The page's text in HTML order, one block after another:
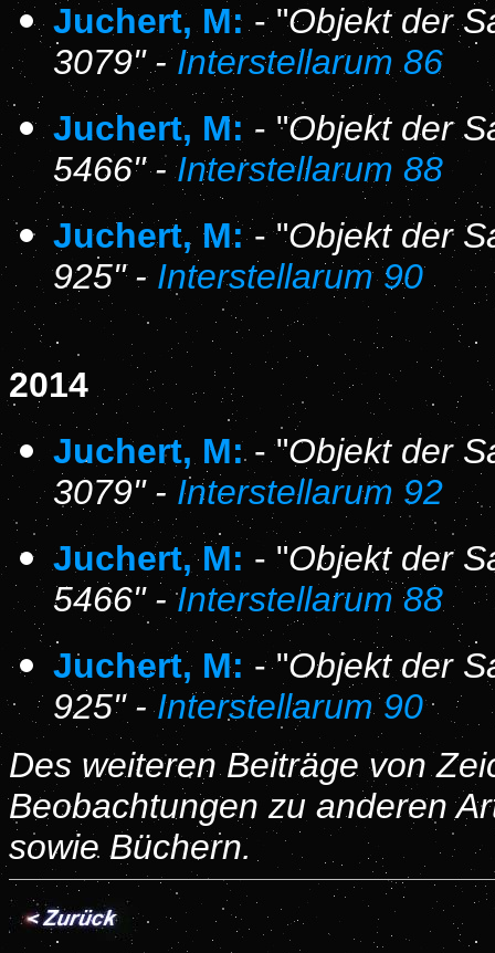
Juchert, M:- "Objekt der
3079" -Interstellarum 86
Juchert, M:- "Objekt der
5466" -Interstellarum 88
Juchert, M:- "Objekt der
925" - Interstellarum 90
2014
Juchert, M:- "Objekt der
3079" - Interstellarum 92
Juchert, M: - "Objekt der
5466" -Interstellarum 88
Juchert, M: - "Objekt der
925" -Interstellarum 90
Des weiteren Beiträge von
Beobachtungen zu anderen
sowie Büchern.